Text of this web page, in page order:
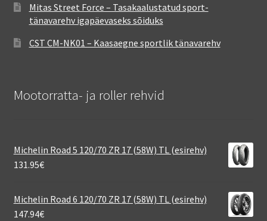
Mitas Street Force – Tasakaalustatud sport-
tänavarehv igapäevaseks sõiduks
CST CM-NK01 – Kaasaegne sportlik tänavarehv
Mootorratta- ja roller rehvid
Michelin Road 5 120/70 ZR 17 (58W) TL (esirehv)
131.95€
Michelin Road 6 120/70 ZR 17 (58W) TL (esirehv)
147.94€